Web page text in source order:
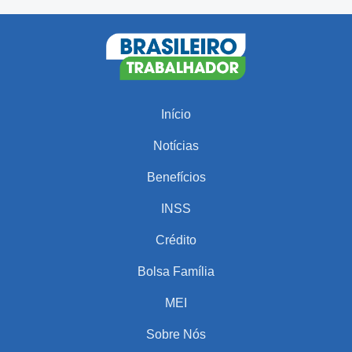
Início
Notícias
Benefícios
INSS
Crédito
Bolsa Família
MEI
Sobre Nós